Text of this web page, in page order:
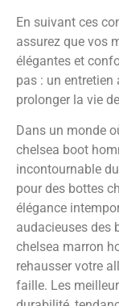
En suivant ces
assurez que vos
élégantes et
pas : un
prolonger la vie
Dans un monde
chelsea boot
incontournable
pour des bottes
élégance
audacieuses des
chelsea marron
rehausser votre
faille. Les